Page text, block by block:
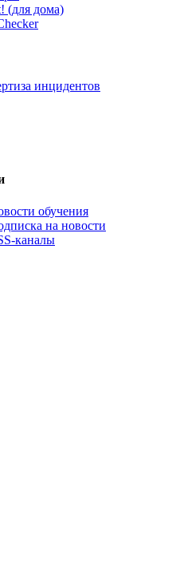
(для дома)
инцидентов
обучения
на новости
каналы